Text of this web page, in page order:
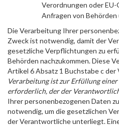
Verordnungen oder
Anfragen von Behörden
Die Verarbeitung Ihrer
Zweck ist notwendig, damit der
gesetzliche Verpflichtungen zu
Behörden nachzukommen. Diese
Artikel 6 Absatz 1 Buchstabe c der
Verarbeitung ist zur Erfüllung
erforderlich, der der
Ihrer personenbezogenen Daten
notwendig, um die gesetzlichen
der Verantwortliche unterliegt.